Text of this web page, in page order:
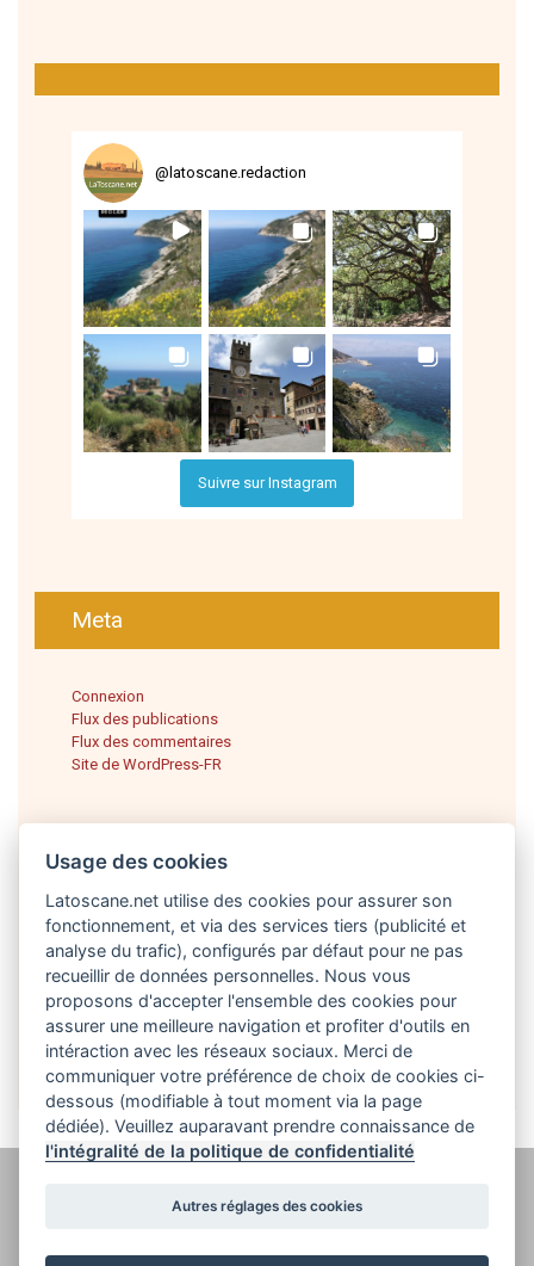
@ latoscane.redaction
Suivre sur Instagram
Meta
Connexion
Flux des publications
Flux des commentaires
Site de WordPress-FR
Français
informations légales
Usage des cookies
Latoscane.net utilise des cookies pour assurer son
fonctionnement, et via des services tiers (publicité et
analyse du trafic), configurés par défaut pour ne pas
recueillir de données personnelles. Nous vous
proposons d'accepter l'ensemble des cookies pour
assurer une meilleure navigation et profiter d'outils en
intéraction avec les réseaux sociaux. Merci de
communiquer votre préférence de choix de cookies ci-
dessous (modifiable à tout moment via la page
dédiée). Veuillez auparavant prendre connaissance de
l'intégralité de la politique de confidentialité
Autres réglages des cookies